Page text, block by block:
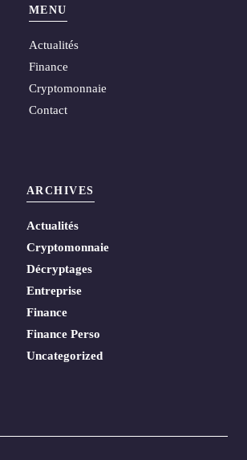
MENU
Actualités
Finance
Cryptomonnaie
Contact
ARCHIVES
Actualités
Cryptomonnaie
Décryptages
Entreprise
Finance
Finance Perso
Uncategorized